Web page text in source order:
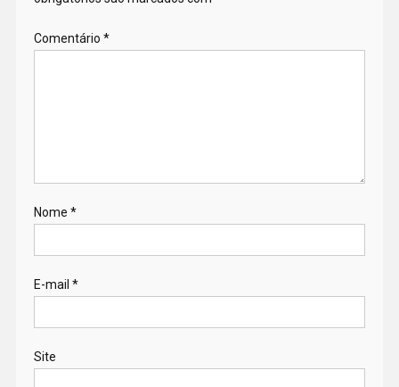
Comentário *
Nome *
E-mail *
Site